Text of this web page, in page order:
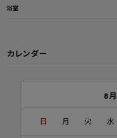
浴室
カレンダー
8月
日 月 火 水